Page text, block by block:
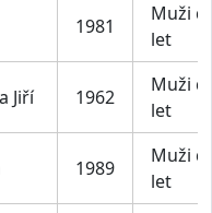
1981
Muži
let
Jiří 1962
Muži
let
1989
Muži
let